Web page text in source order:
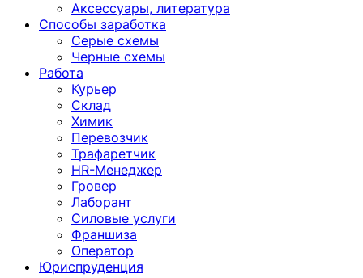
Аксессуары, литература
Способы заработка
Серые схемы
Черные схемы
Работа
Курьер
Склад
Химик
Перевозчик
Трафаретчик
HR-Менеджер
Гровер
Лаборант
Силовые услуги
Франшиза
Оператор
Юриспруденция